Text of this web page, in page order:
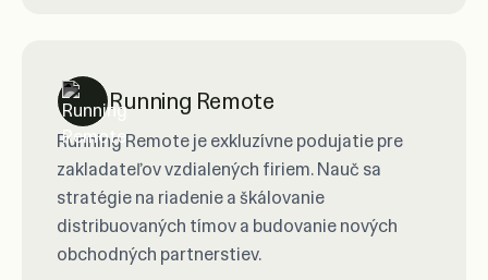
Running Remote
Running Remote je exkluzívne podujatie pre
zakladateľov vzdialených firiem. Nauč sa
stratégie na riadenie a škálovanie
distribuovaných tímov a budovanie nových
obchodných partnerstiev.